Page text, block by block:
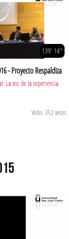
139' 14''
- Proyecto Respaldiza
La voz de la experiencia.
Visto: 352 veces